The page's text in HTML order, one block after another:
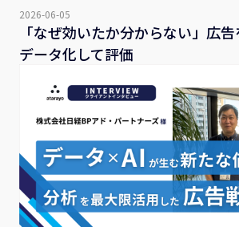
2026-06-05
「なぜ効いたか分からない」広
データ化して評価